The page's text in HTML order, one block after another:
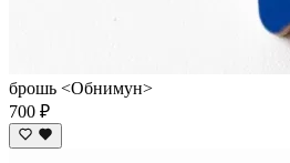
брошь <Обнимун>
700 ₽